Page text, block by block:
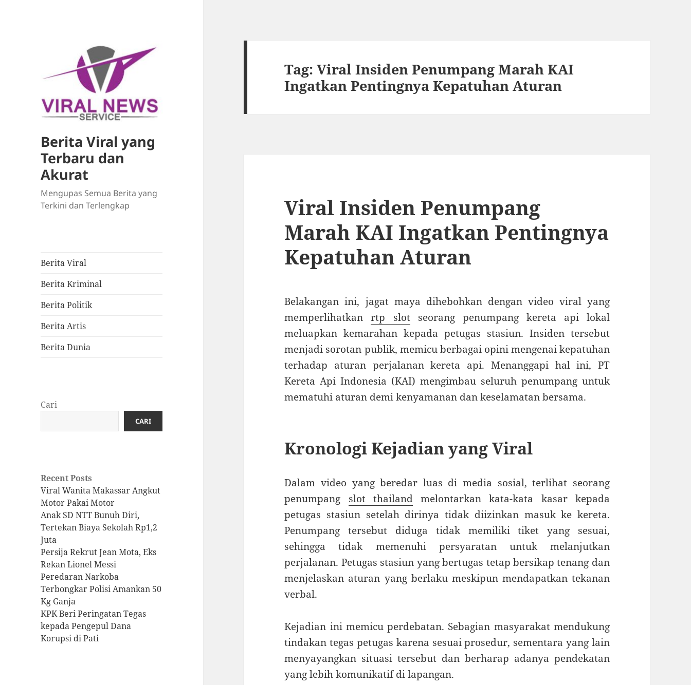
Berita Viral yang
Terbaru dan
Akurat
Mengupas Semua Berita yang
Terkini dan Terlengkap
Berita Viral
Berita Kriminal
Berita Politik
Berita Artis
Berita Dunia
Cari
CARI
Recent Posts
Viral Wanita Makassar Angkut
Motor Pakai Motor
Anak SD NTT Bunuh Diri,
Tertekan Biaya Sekolah Rp1,2
Juta
Persija Rekrut Jean Mota, Eks
Rekan Lionel Messi
Peredaran Narkoba
Terbongkar Polisi Amankan 50
Kg Ganja
KPK Beri Peringatan Tegas
kepada Pengepul Dana
Korupsi di Pati
Tag:Viral Insiden Penumpang Marah KAI
Ingatkan Pentingnya Kepatuhan Aturan
Viral Insiden Penumpang
Marah KAI Ingatkan Pentingnya
Kepatuhan Aturan
Belakangan ini, jagat maya dihebohkan dengan video viral yang
memperlihatkanrtp slotseorang penumpang kereta api lokal
meluapkan kemarahan kepada petugas stasiun. Insiden tersebut
menjadi sorotan publik, memicu berbagai opini mengenai kepatuhan
terhadap aturan perjalanan kereta api. Menanggapi hal ini, PT
Kereta Api Indonesia (KAI) mengimbau seluruh penumpang untuk
mematuhi aturan demi kenyamanan dan keselamatan bersama.
Kronologi Kejadian yang Viral
Dalam video yang beredar luas di media sosial, terlihat seorang
penumpang slot thailandmelontarkan kata-kata kasar kepada
petugas stasiun setelah dirinya tidak diizinkan masuk ke kereta.
Penumpang tersebut diduga tidak memiliki tiket yang sesuai,
sehingga tidak memenuhi persyaratan untuk melanjutkan
perjalanan. Petugas stasiun yang bertugas tetap bersikap tenang dan
menjelaskan aturan yang berlaku meskipun mendapatkan tekanan
verbal.
Kejadian ini memicu perdebatan. Sebagian masyarakat mendukung
tindakan tegas petugas karena sesuai prosedur, sementara yang lain
menyayangkan situasi tersebut dan berharap adanya pendekatan
yang lebih komunikatif di lapangan.